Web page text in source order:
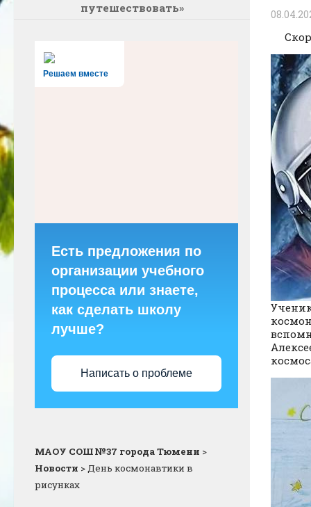
путешествовать»
Решаем вместе
Есть предложения по
организации учебного
процесса или знаете,
как сделать школу
лучше?
Написать о проблеме
МАОУ СОШ №37 города Тюмени >
Новости >День космонавтики в
рисунках